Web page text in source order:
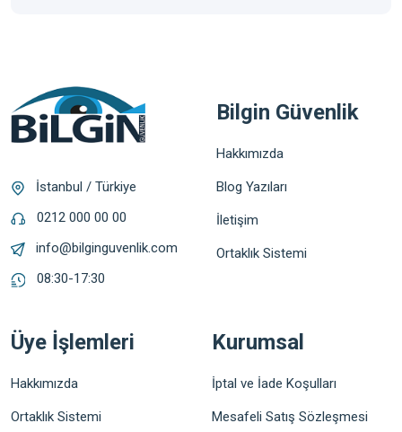
İstanbul / Türkiye
0212 000 00 00
info@bilginguvenlik.com
08:30-17:30
Bilgin Güvenlik
Hakkımızda
Blog Yazıları
İletişim
Ortaklık Sistemi
Üye İşlemleri
Hakkımızda
Ortaklık Sistemi
Kurumsal
İptal ve İade Koşulları
Mesafeli Satış Sözleşmesi